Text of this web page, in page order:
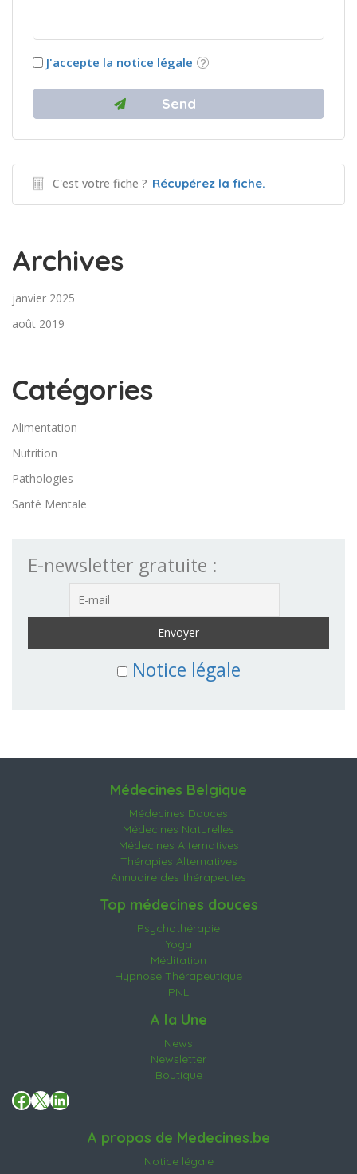
J'accepte la notice légale
C'est votre fiche ? Récupérez la fiche.
Archives
janvier 2025
août 2019
Catégories
Alimentation
Nutrition
Pathologies
Santé Mentale
E-newsletter gratuite :
Notice légale
Médecines Belgique
Médecines Douces
Médecines Naturelles
Médecines Alternatives
Thérapies Alternatives
Annuaire des thérapeutes
Top médecines douces
Psychothérapie
Yoga
Méditation
Hypnose Thérapeutique
PNL
A la Une
News
Newsletter
Boutique
Facebook
X LinkedIn
A propos de Medecines.be
Notice légale